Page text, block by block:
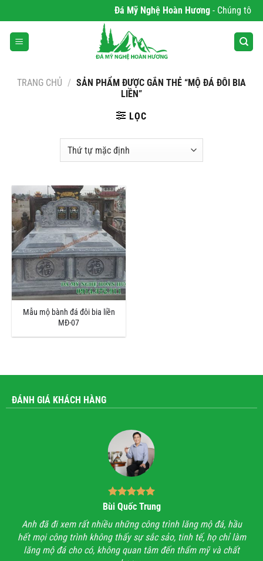
qua
nội
dung
Đá Mỹ Nghệ Hoàn Hương- Chúng tôi
TRANG CHỦ / SẢN PHẨM ĐƯỢC GẮN THẺ “MỘ ĐÁ ĐÔI BIA
LIỀN”
LỌC
Mẫu mộ bành đá đôi bia liền
MĐ-07
ĐÁNH GIÁ KHÁCH HÀNG
Bùi Quốc Trung
Anh đã đi xem rất nhiều những công trình lăng mộ đá, hầu
hết mọi công trình không thấy sự sắc sảo, tinh tế, họ chỉ làm
lăng mộ đá cho có, không quan tâm đến thẩm mỹ và chất